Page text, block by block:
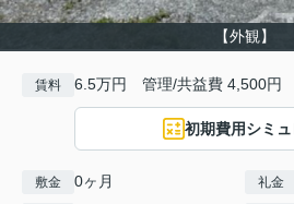
【外観】
賃料 6.5万円 管理/共益費 4,500円
初期費用シミ
敷金 0ヶ月 礼金